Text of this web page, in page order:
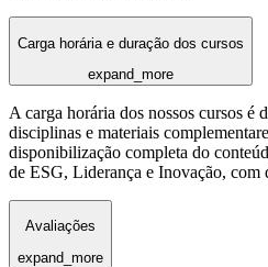
Carga horária e duração dos cursos
expand_more
A carga horária dos nossos cursos é
disciplinas e materiais
disponibilização completa do
de ESG, Liderança e Inovação, com
Avaliações
expand_more